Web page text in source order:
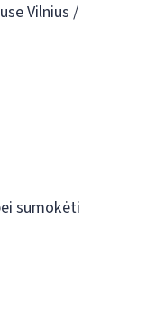
Vilnius /
sumokėti